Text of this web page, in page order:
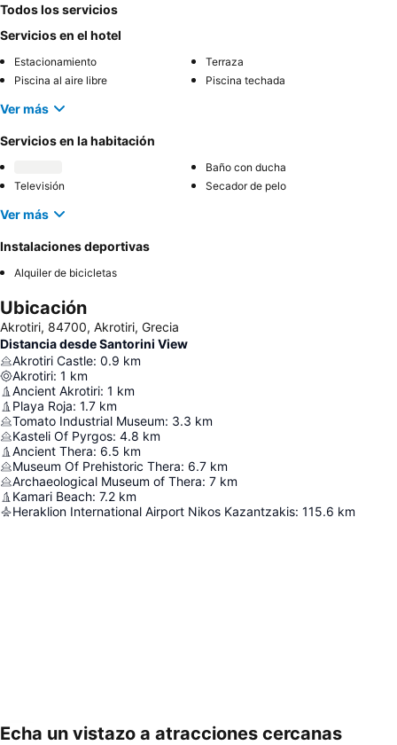
Todos los servicios
Servicios en el hotel
Estacionamiento
Terraza
Piscina al aire libre
Piscina techada
Ver más
Servicios en la habitación
Baño con ducha
Televisión
Secador de pelo
Ver más
Instalaciones deportivas
Alquiler de bicicletas
Ubicación
Akrotiri, 84700, Akrotiri, Grecia
Distancia desde Santorini View
Akrotiri Castle: 0.9 km
Akrotiri: 1 km
Ancient Akrotiri: 1 km
Playa Roja: 1.7 km
Tomato Industrial Museum: 3.3 km
Kasteli Of Pyrgos: 4.8 km
Ancient Thera: 6.5 km
Museum Of Prehistoric Thera: 6.7 km
Archaeological Museum of Thera: 7 km
Kamari Beach: 7.2 km
Heraklion International Airport Nikos Kazantzakis: 115.6 km
Echa un vistazo a atracciones cercanas